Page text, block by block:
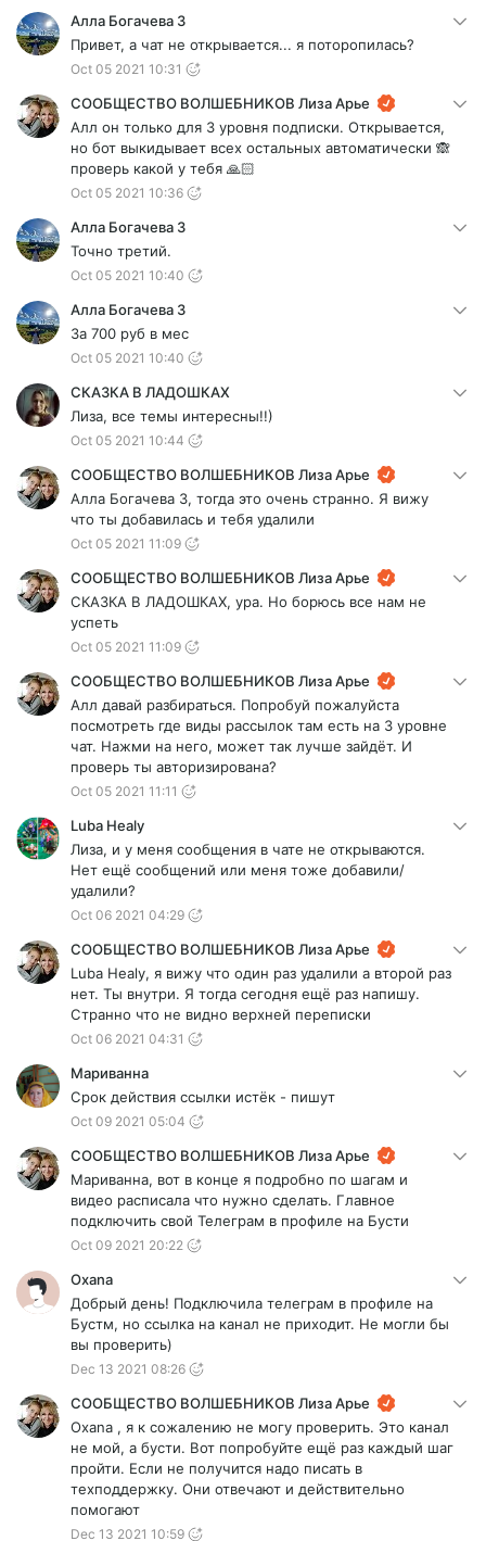
Алла Богачева 3
Привет, а чат не открывается... я поторопилась?
Oct 05 2021 10:31
СООБЩЕСТВО ВОЛШЕБНИКОВ Лиза Арье
Алл он только для 3 уровня подписки. Открывается,
но бот выкидывает всех остальных автоматически 🙈
проверь какой у тебя 🙏🏻
Oct 05 2021 10:36
Алла Богачева 3
Точно третий.
Oct 05 2021 10:40
Алла Богачева 3
За 700 руб в мес
Oct 05 2021 10:40
СКАЗКА В ЛАДОШКАХ
Лиза, все темы интересны!!)
Oct 05 2021 10:44
СООБЩЕСТВО ВОЛШЕБНИКОВ Лиза Арье
Алла Богачева 3, тогда это очень странно. Я вижу
что ты добавилась и тебя удалили
Oct 05 2021 11:09
СООБЩЕСТВО ВОЛШЕБНИКОВ Лиза Арье
СКАЗКА В ЛАДОШКАХ, ура. Но борюсь все нам не
успеть
Oct 05 2021 11:09
СООБЩЕСТВО ВОЛШЕБНИКОВ Лиза Арье
Алл давай разбираться. Попробуй пожалуйста
посмотреть где виды рассылок там есть на 3 уровне
чат. Нажми на него, может так лучше зайдёт. И
проверь ты авторизирована?
Oct 05 2021 11:11
Luba Healy
Лиза, и у меня сообщения в чате не открываются.
Нет ещё сообщений или меня тоже добавили/
удалили?
Oct 06 2021 04:29
СООБЩЕСТВО ВОЛШЕБНИКОВ Лиза Арье
Luba Healy, я вижу что один раз удалили а второй раз
нет. Ты внутри. Я тогда сегодня ещё раз напишу.
Странно что не видно верхней переписки
Oct 06 2021 04:31
Мариванна
Срок действия ссылки истёк - пишут
Oct 09 2021 05:04
СООБЩЕСТВО ВОЛШЕБНИКОВ Лиза Арье
Мариванна, вот в конце я подробно по шагам и
видео расписала что нужно сделать. Главное
подключить свой Телеграм в профиле на Бусти
Oct 09 2021 20:22
Oxana
Добрый день! Подключила телеграм в профиле на
Бустм, но ссылка на канал не приходит. Не могли бы
вы проверить)
Dec 13 2021 08:26
СООБЩЕСТВО ВОЛШЕБНИКОВ Лиза Арье
Oxana , я к сожалению не могу проверить. Это канал
не мой, а бусти. Вот попробуйте ещё раз каждый шаг
пройти. Если не получится надо писать в
техподдержку. Они отвечают и действительно
помогают
Dec 13 2021 10:59